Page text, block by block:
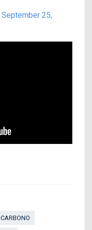
September 25,
CARBONO